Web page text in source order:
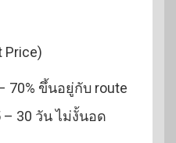
Price)
70% ขึ้นอยู่กับ route
30 วัน ไม่งั้นอด